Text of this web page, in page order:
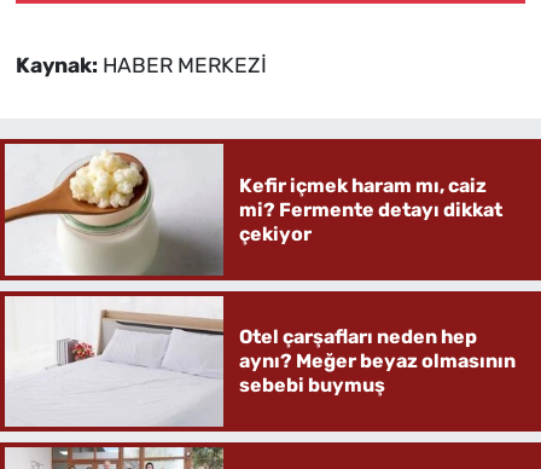
Kaynak: HABER MERKEZİ
Kefir içmek haram mı, caiz
mi? Fermente detayı dikkat
çekiyor
Otel çarşafları neden hep
aynı? Meğer beyaz olmasının
sebebi buymuş